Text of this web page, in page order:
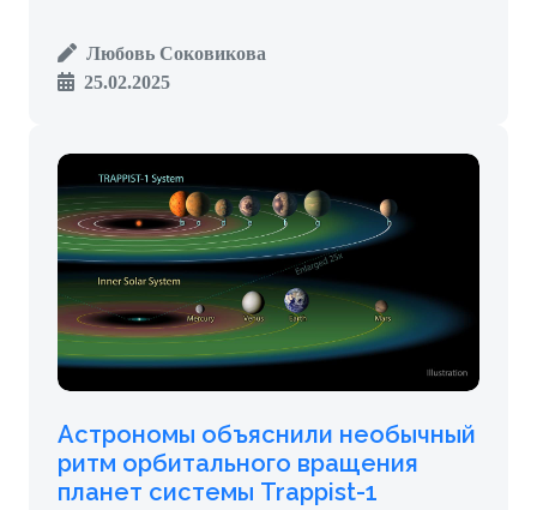
Любовь Соковикова
25.02.2025
Астрономы объяснили необычный
ритм орбитального вращения
планет системы Trappist-1